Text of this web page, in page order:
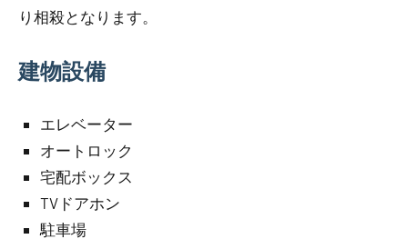
り相殺となります。
建物設備
エレベーター
オートロック
宅配ボックス
TVドアホン
駐車場